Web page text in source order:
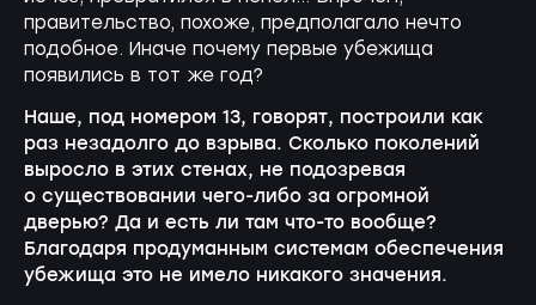
правительство, похоже, предполагало нечто
подобное. Иначе почему первые убежища
появились в тот же год?
Наше, под номером 13, говорят, построили как
раз незадолго до взрыва. Сколько поколений
выросло в этих стенах, не подозревая
о существовании чего-либо за огромной
дверью? Да и есть ли там что-то вообще?
Благодаря продуманным системам обеспечения
убежища это не имело никакого значения.